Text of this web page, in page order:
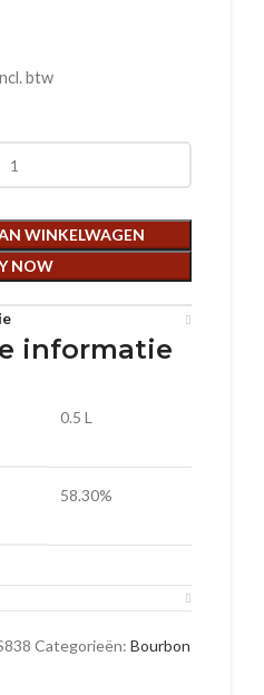
btw
WINKELWAGEN
NOW
informatie
0.5 L
58.30%
Categorieën: Bourbon